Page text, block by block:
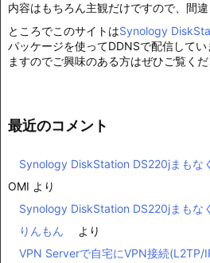
内容はもちろん主観だけですので、間
ところでこのサイトはSynology
パッケージを使ってDDNSで配信して
ますのでご興味のある方はぜひご覧くだ
最近のコメント
Synology DiskStation DS220jまもな
OMI より
Synology DiskStation DS220jまもな
りんもん
より
VPN Serverで自宅にVPN接続